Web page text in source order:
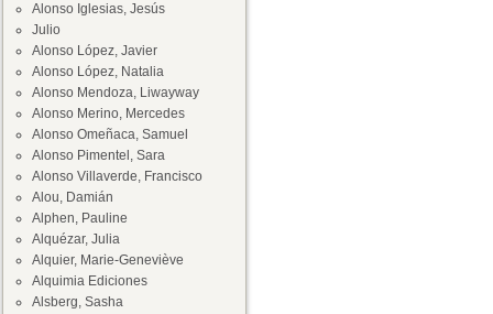
Alonso Iglesias, Jesús
Julio
Alonso López, Javier
Alonso López, Natalia
Alonso Mendoza, Liwayway
Alonso Merino, Mercedes
Alonso Omeñaca, Samuel
Alonso Pimentel, Sara
Alonso Villaverde, Francisco
Alou, Damián
Alphen, Pauline
Alquézar, Julia
Alquier, Marie-Geneviève
Alquimia Ediciones
Alsberg, Sasha